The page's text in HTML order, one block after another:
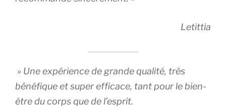
Letittia
» Une expérience de grande qualité, très
bénéfique et super efficace, tant pour le bien-
être du corps que de l’esprit.